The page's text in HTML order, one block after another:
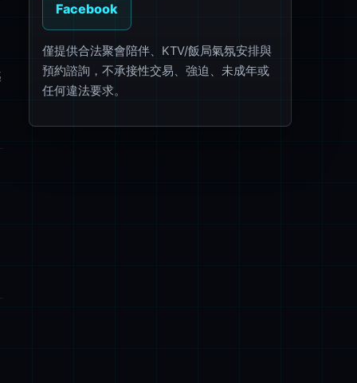
Facebook
僅提供合法聚會陪伴、KTV/飯局氣氛安排與
預約諮詢，不承接性交易、強迫、未成年或
任何違法要求。